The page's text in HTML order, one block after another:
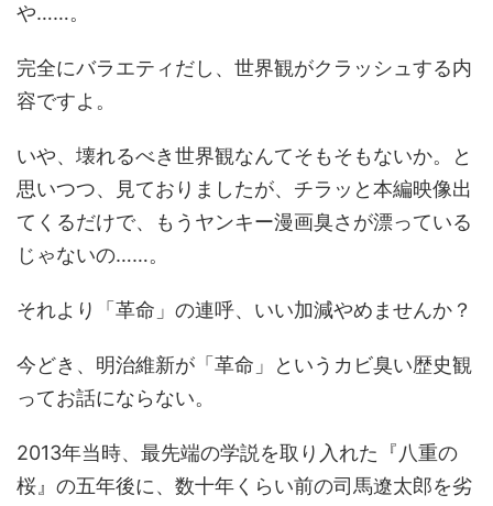
や……。
完全にバラエティだし、世界観がクラッシュする内
容ですよ。
いや、壊れるべき世界観なんてそもそもないか。と
思いつつ、見ておりましたが、チラッと本編映像出
てくるだけで、もうヤンキー漫画臭さが漂っている
じゃないの……。
それより「革命」の連呼、いい加減やめませんか？
今どき、明治維新が「革命」というカビ臭い歴史観
ってお話にならない。
2013年当時、最先端の学説を取り入れた『八重の
桜』の五年後に、数十年くらい前の司馬遼太郎を劣